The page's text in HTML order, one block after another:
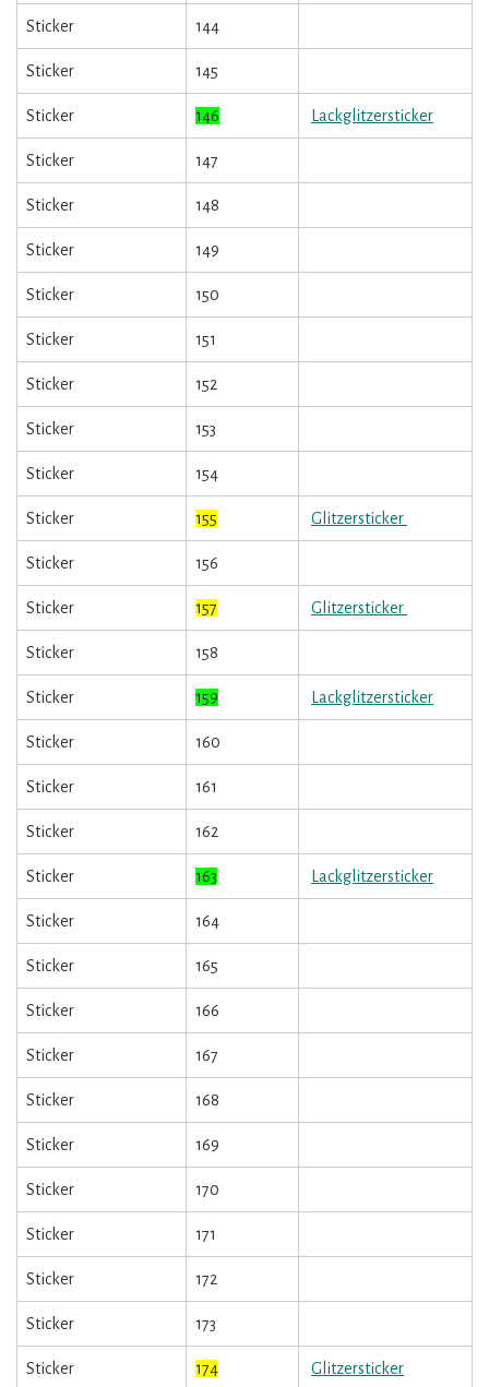
Sticker 144
Sticker 145
Sticker 146 Lackglitzersticker
Sticker 147
Sticker 148
Sticker 149
Sticker 150
Sticker 151
Sticker 152
Sticker 153
Sticker 154
Sticker 155 Glitzersticker
Sticker 156
Sticker 157 Glitzersticker
Sticker 158
Sticker 159 Lackglitzersticker
Sticker 160
Sticker 161
Sticker 162
Sticker 163 Lackglitzersticker
Sticker 164
Sticker 165
Sticker 166
Sticker 167
Sticker 168
Sticker 169
Sticker 170
Sticker 171
Sticker 172
Sticker 173
Sticker 174 Glitzersticker